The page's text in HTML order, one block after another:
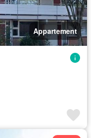
Appartement